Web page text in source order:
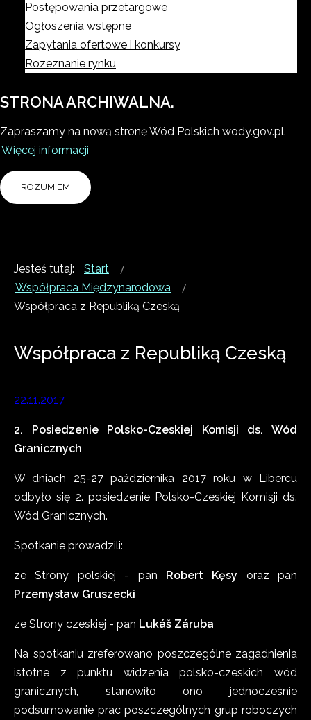
Postępowania przetargowe
Ogłoszenia wstępne
Zapytania ofertowe i konkursy
Rozeznanie rynku
STRONA ARCHIWALNA.
Zapraszamy na nową stronę Wód Polskich wody.gov.pl.
Więcej informacji
ROZUMIEM
Jesteś tutaj:
Start
Współpraca Międzynarodowa
Współpraca z Republiką Czeską
Współpraca z Republiką Czeską
22.11.2017
2. Posiedzenie Polsko-Czeskiej Komisji ds. Wód
Granicznych
W dniach 25-27 października 2017 roku w Libercu
odbyło się 2. posiedzenie Polsko-Czeskiej Komisji ds.
Wód Granicznych.
Spotkanie prowadzili:
ze Strony polskiej - pan Robert Kęsy oraz pan
Przemysław Gruszecki
ze Strony czeskiej - pan Lukáš Záruba
Na spotkaniu zreferowano poszczególne zagadnienia
istotne z punktu widzenia polsko-czeskich wód
granicznych, stanowiło ono jednocześnie
podsumowanie prac poszczególnych grup roboczych